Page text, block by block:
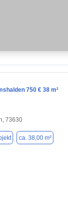
750 € 38 m²
73630
ca. 38,00 m²